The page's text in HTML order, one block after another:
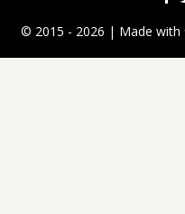
© 2015 - 2026 | Made